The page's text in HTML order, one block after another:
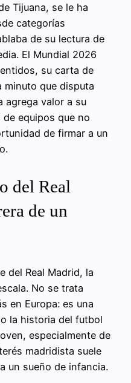
Tijuana, se le ha
categorías
de su lectura de
El Mundial 2026
su carta de
minuto que disputa
agrega valor a su
equipos que no
de firmar a un
del Real
de un
del Real Madrid, la
No se trata
en Europa: es una
la historia del futbol
especialmente de
madridista suele
un sueño de infancia.